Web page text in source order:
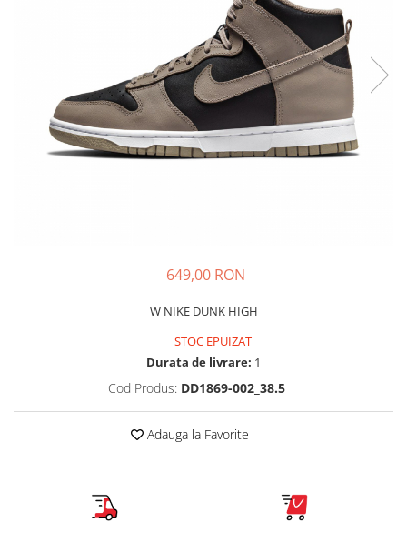
Geci si veste copii
Pantaloni scurti Copii
Accesorii
Ingrijire incaltaminte
649,00 RON
W NIKE DUNK HIGH
STOC EPUIZAT
Durata de livrare: 1
Cod Produs: DD1869-002_38.5
Adauga la Favorite